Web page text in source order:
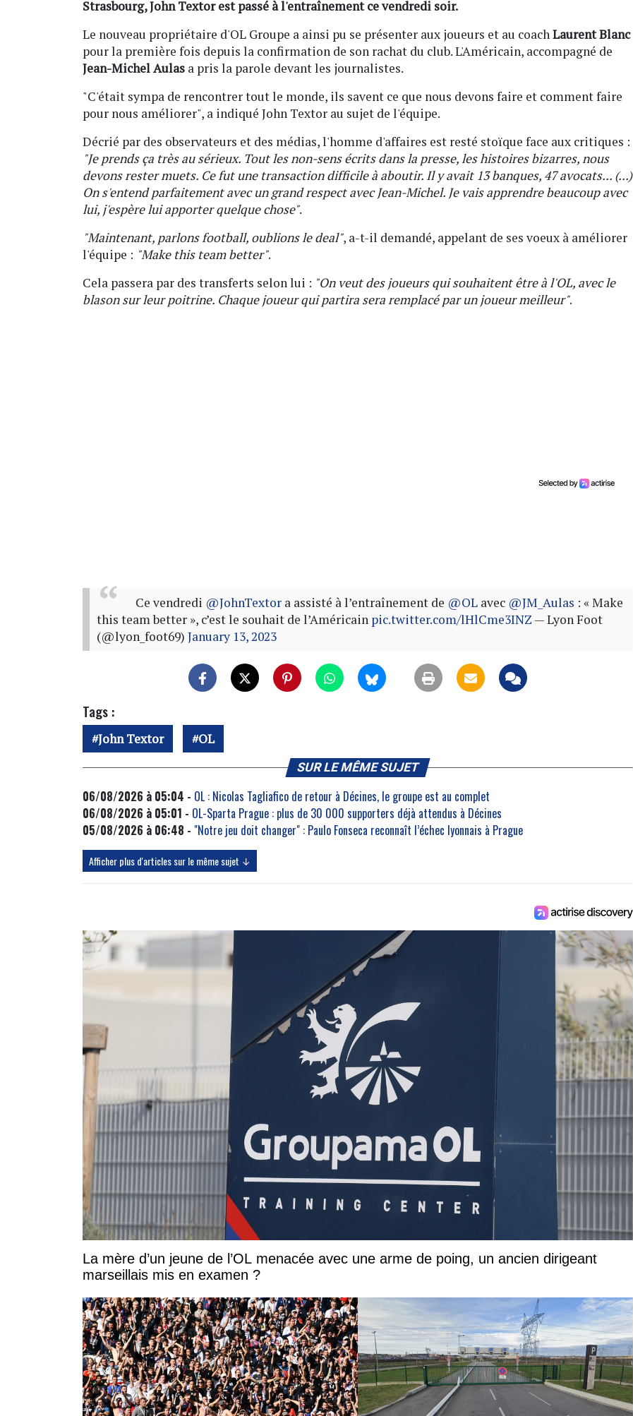
Strasbourg, John Textor est passé à l'entraînement ce vendredi soir.
Le nouveau propriétaire d'OL Groupe a ainsi pu se présenter aux joueurs et au coachLaurent Blanc
pour la première fois depuis la confirmation de son rachat du club. L'Américain, accompagné de
Jean-Michel Aulas a pris la parole devant les journalistes.
"C'était sympa de rencontrer tout le monde, ils savent ce que nous devons faire et comment faire
pour nous améliorer", a indiqué John Textor au sujet de l'équipe.
Décrié par des observateurs et des médias, l'homme d'affaires est resté stoïque face aux critiques :
"Je prends ça très au sérieux. Tout les non-sens écrits dans la presse, les histoires bizarres, nous
devons rester muets. Ce fut une transaction difficile à aboutir. Il y avait 13 banques, 47 avocats... (...)
On s'entend parfaitement avec un grand respect avec Jean-Michel. Je vais apprendre beaucoup avec
lui, j'espère lui apporter quelque chose".
"Maintenant, parlons football, oublions le deal", a-t-il demandé, appelant de ses voeux à améliorer
l'équipe : "Make this team better".
Cela passera par des transferts selon lui : "On veut des joueurs qui souhaitent être à l'OL, avec le
blason sur leur poitrine. Chaque joueur qui partira sera remplacé par un joueur meilleur".
Ce vendredi @JohnTextora assisté à l’entraînement de @OLavec @JM_Aulas : « Make
this team better », c’est le souhait de l’Américain pic.twitter.com/lHlCme3INZ — Lyon Foot
(@lyon_foot69) January 13, 2023
Tags :
John Textor OL
SUR LE MÊME SUJET
06/08/2026 à 05:04 - OL : Nicolas Tagliafico de retour à Décines, le groupe est au complet
06/08/2026 à 05:01 - OL-Sparta Prague : plus de 30 000 supporters déjà attendus à Décines
05/08/2026 à 06:48 - "Notre jeu doit changer" : Paulo Fonseca reconnaît l’échec lyonnais à Prague
Afficher plus d'articles sur le même sujet ↓
La mère d’un jeune de l’OL menacée avec une arme de poing, un ancien dirigeant
marseillais mis en examen ?